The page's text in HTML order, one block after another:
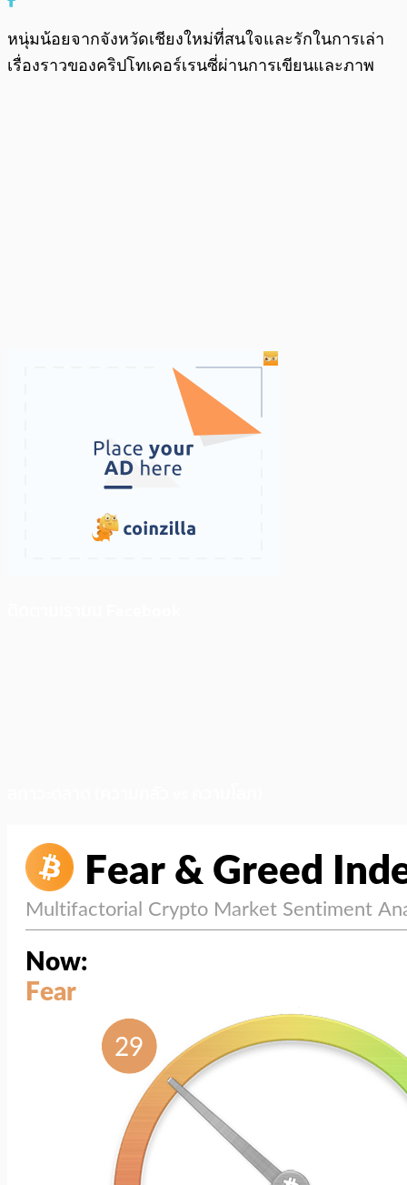
หนุ่มน้อยจากจังหวัดเชียงใหม่ที่สนใจและรักในการเล่า
เรื่องราวของคริปโทเคอร์เรนซี่ผ่านการเขียนและภาพ